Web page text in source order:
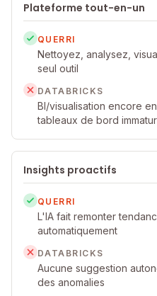
Plateforme tout-en-un
QUERRI
Nettoyez, analysez,
seul outil
DATABRICKS
BI/visualisation encore
tableaux de bord
Insights proactifs
QUERRI
L'IA fait remonter
automatiquement
DATABRICKS
Aucune suggestion
des anomalies